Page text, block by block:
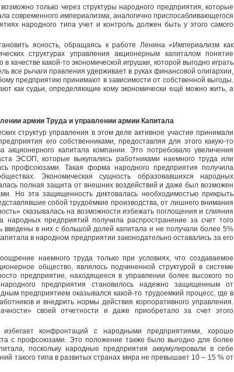
только через структуры народного предприятия, которые
современного империализма, аналогично приспосабливающегося
народного типа учет и контроль должен быть у этого самого
ясность, обращаясь к работе Ленина «Империализм как
структурах управления акционерным капиталом понятие
качестве какой-то экономической игрушки, которой выгодно играть
все рычаги правления удерживает в руках финансовой олигархии,
предприятию принимают в зависимости от собственной выгоды.
как судьи, определяющие кому экономически ещё можно жить, а
армии Труда и управлении армии Капитала
структур управления в этом деле активное участие принимали
его собственниками, предоставляя для этого какую-то
акционерного капитала компании. Это потребовало увеличения
ЭСОП, которые выкупались работниками наемного труда или
профсоюзами. Такая форма народного предприятия получила
Экономическая сущность образовавшихся народных
полная защита от внешних воздействий и даже был возможен
Но эта защищенность диктовалась необходимостью прикрыть
собой трудоёмкие производства, от лишнего внимания
сказывалась на возможности избежать поглощения и слияния
предприятий получила распространение за счет того
введены в них с большой долей капитала и не получали более 5%
в народном предприятии законодательно оставались за его
наемного труда только при условиях, что создаваемое
общество, являлось подчиненной структурой в системе
предприятие, находящееся в управлении более высокого по
предприятия становилось надежно защищенным от
предприятием оказывался какой-то трудоемкий процесс, где в
и внедрить нормы действия корпоративного управления.
своей отчетности и даже приобретало за счет этого
избегает конфронтаций с народными предприятиями, хорошо
с профсоюзами. Это положение также было выгодно для более
поскольку народные предприятия аккумулировали в себе
такого типа в развитых странах мира не превышает 10 – 15 % от